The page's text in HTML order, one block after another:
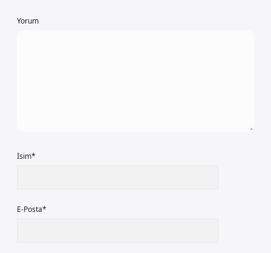
Yorum
İsim*
E-Posta*